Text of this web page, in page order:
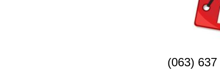
(063)